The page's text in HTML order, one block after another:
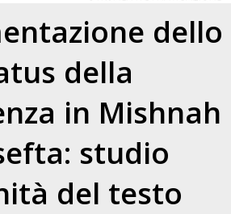
dello
della
in Mishnah
studio
del testo